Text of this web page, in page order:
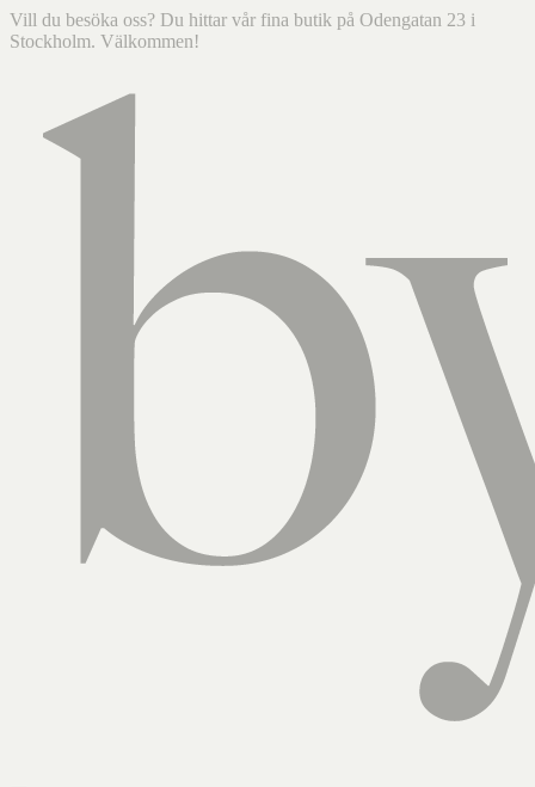
Vill du besöka oss? Du hittar vår fina butik på Odengatan 23 i
Stockholm. Välkommen!